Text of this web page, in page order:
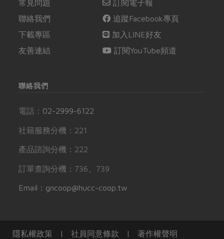
常見問題
聯絡我們
下載專區
友善連結
訂閱電子報
追蹤Facebook專頁
加入LINE好友
訂閱YouTube頻道
聯絡我們
電話： 02-2999-6122
社籍服務分機：221
產品諮詢分機：222
訂單查詢分機：736、739
Email：gncoop@hucc-coop.tw
隱私權政策 | 社員同意條款 | 著作權聲明